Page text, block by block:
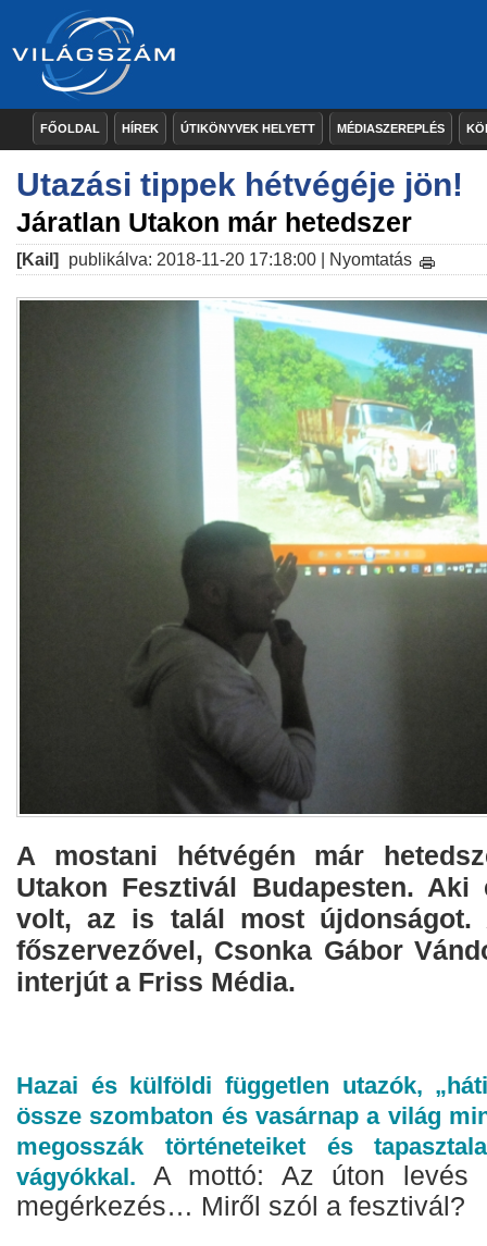
FŐOLDAL HÍREK ÚTIKÖNYVEK HELYETT MÉDIASZEREPLÉS
Utazási tippek hétvégéje jön!
Járatlan Utakon már hetedszer
[Kail] publikálva: 2018-11-20 17:18:00 | Nyomtatás
A mostani hétvégén már
Utakon Fesztivál Budapesten.
volt, az is talál most újdonságot.
főszervezővel, Csonka Gábor
interjút a Friss Média.
Hazai és külföldi független utazók,
össze szombaton és vasárnap a világ
megosszák történeteiket és
vágyókkal. A mottó: Az úton levés
megérkezés… Miről szól a fesztivál?